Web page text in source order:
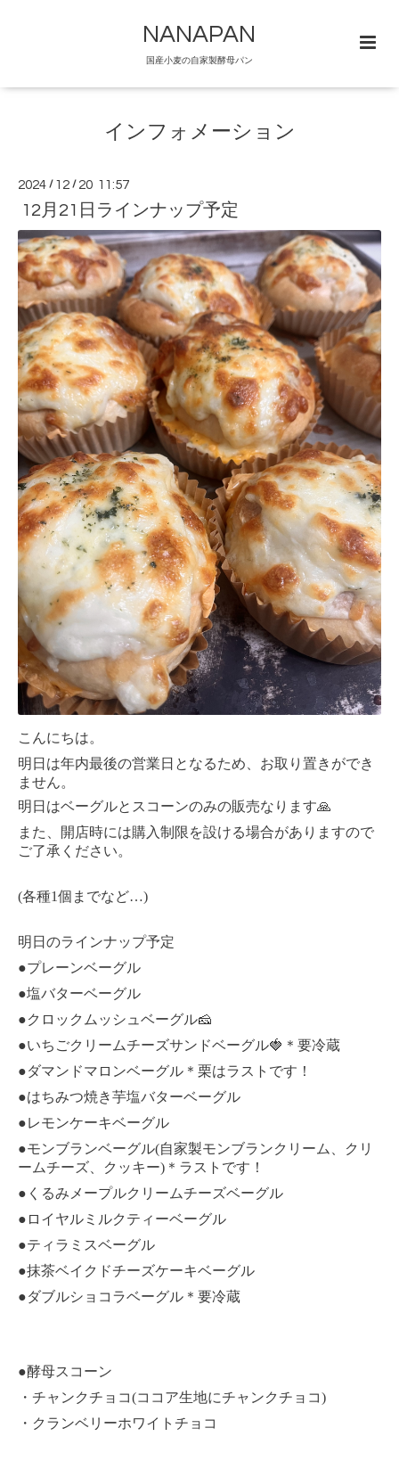
NANAPAN
国産小麦の自家製酵母パン
インフォメーション
2024 / 12 / 20 11:57
12月21日ラインナップ予定
こんにちは。
明日は年内最後の営業日となるため、お取り置きができ
ません。
明日はベーグルとスコーンのみの販売なります🙏
また、開店時には購入制限を設ける場合がありますので
ご了承ください。
(各種1個までなど…)
明日のラインナップ予定
●プレーンベーグル
●塩バターベーグル
●クロックムッシュベーグル🧀
●いちごクリームチーズサンドベーグル🍓＊要冷蔵
●ダマンドマロンベーグル＊栗はラストです！
●はちみつ焼き芋塩バターベーグル
●レモンケーキベーグル
●モンブランベーグル(自家製モンブランクリーム、
クリ
ームチーズ、クッキー)＊ラストです！
●くるみメープルクリームチーズベーグル
●ロイヤルミルクティーベーグル
●ティラミスベーグル
●抹茶ベイクドチーズケーキベーグル
●ダブルショコラベーグル＊要冷蔵
●酵母スコーン
・チャンクチョコ(ココア生地にチャンクチョコ)
・クランベリーホワイトチョコ